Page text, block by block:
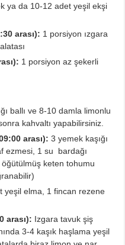
ya da 10-12 adet yeşil ekşi
arası): 1 porsiyon ızgara
1 porsiyon az şekerli
ballı ve 8-10 damla limonlu
kahvaltı yapabilirsiniz.
arası):3 yemek kaşığı
ezmesi, 1 su bardağı
öğütülmüş keten tohumu
yeşil elma, 1 fincan rezene
arası): Izgara tavuk şiş
3-4 kaşık haşlama yeşil